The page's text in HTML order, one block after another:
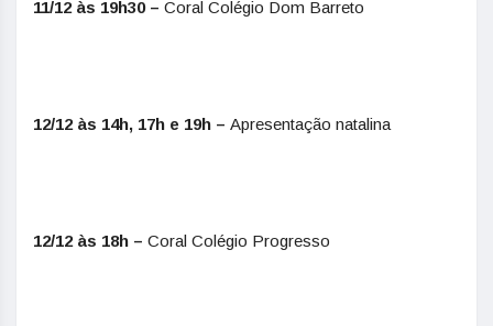
11/12 às 19h30 – Coral Colégio Dom Barreto
12/12 às 14h, 17h e 19h – Apresentação natalina
12/12 às 18h – Coral Colégio Progresso